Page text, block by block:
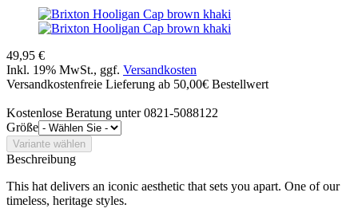
49,95 €
Inkl. 19% MwSt., ggf. Versandkosten
Versandkostenfreie Lieferung ab 50,00€ Bestellwert
Kostenlose Beratung unter 0821-5088122
Größe
Beschreibung
This hat delivers an iconic aesthetic that sets you apart. One of our
timeless, heritage styles.